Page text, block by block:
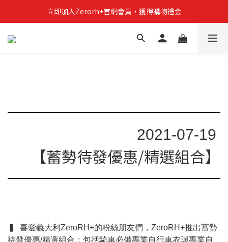
立即加入Zerorh+官網會員，獲得購物禮金
立即加入Zerorh+官網會員，獲得購物禮金
Zerorh+期間限定優惠全館滿15000折1500滿20000折2500
2021-07-19
【蓄勢待發優惠/精選組合】
▍ 喜愛義大利ZeroRH+的粉絲朋友們，ZeroRH+推出蓄勢
待發優惠/精選組合：包括騎車必備專業自行車衣與專業自